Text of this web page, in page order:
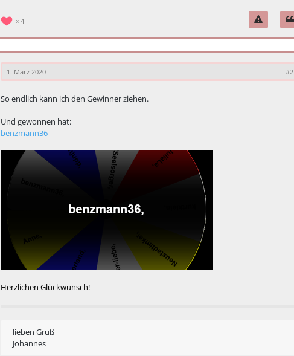
4
1. März 2020 #2
So endlich kann ich den Gewinner ziehen.
Und gewonnen hat:
benzmann36
Herzlichen Glückwunsch!
lieben Gruß
Johannes